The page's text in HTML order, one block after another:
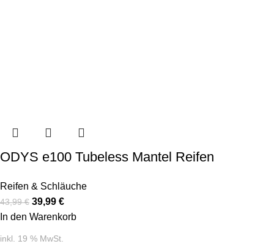
ODYS e100 Tubeless Mantel Reifen
Reifen & Schläuche
43,99€ 39,99 €
In den Warenkorb
inkl. 19 % MwSt.